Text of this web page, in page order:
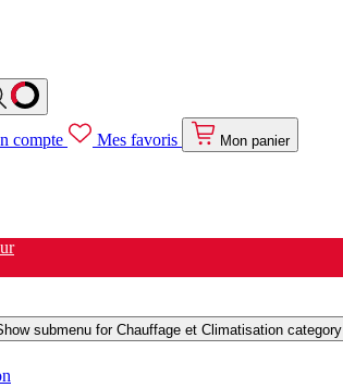
compte Mes favoris Mon panier
submenu for Chauffage et Climatisation category